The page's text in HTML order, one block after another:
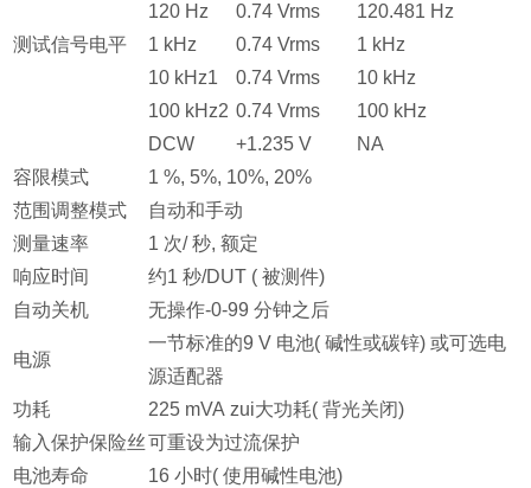
测试信号电平
120 Hz
0.74 Vrms
120.481 Hz
1 kHz
0.74 Vrms
1 kHz
10 kHz1
0.74 Vrms
10 kHz
100 kHz2 0.74 Vrms
100 kHz
DCW
+1.235 V
NA
容限模式
1 %, 5%, 10%, 20%
范围调整模式
自动和手动
测量速率
1 次/ 秒, 额定
响应时间
约1 秒/DUT ( 被测件)
自动关机
无操作-0-99 分钟之后
电源
一节标准的9 V 电池( 碱性或碳锌) 或可选电
源适配器
功耗
225 mVA zui大功耗( 背光关闭)
输入保护保险丝可重设为过流保护
电池寿命
16 小时( 使用碱性电池)